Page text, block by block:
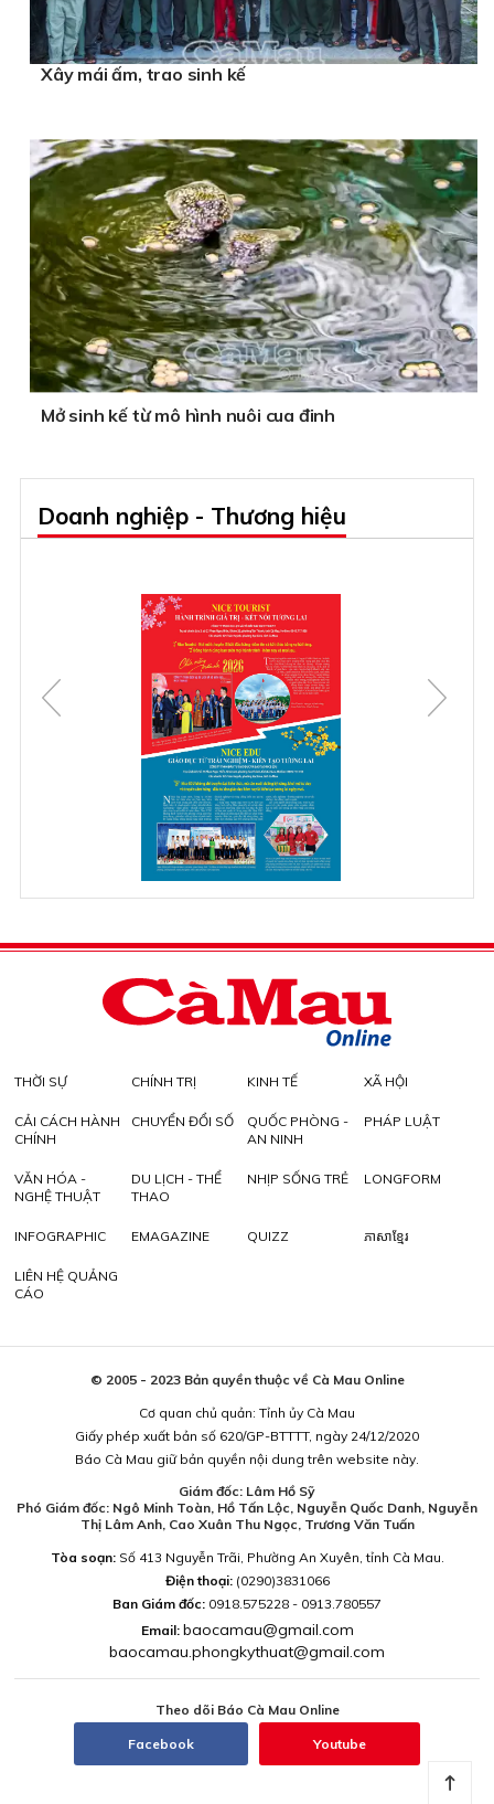
Xây mái ấm, trao sinh kế
Mở sinh kế từ mô hình nuôi cua đinh
Doanh nghiệp - Thương hiệu
THỜI SỰ CHÍNH TRỊ KINH TẾ XÃ HỘI
CẢI CÁCH HÀNH
CHÍNH
CHUYỂN ĐỔI SỐ
QUỐC PHÒNG -
AN NINH
PHÁP LUẬT
VĂN HÓA -
NGHỆ THUẬT
DU LỊCH - THỂ
THAO
NHỊP SỐNG TRẺ LONGFORM
INFOGRAPHIC EMAGAZINE QUIZZ ភាសាខ្មែរ
LIÊN HỆ QUẢNG
CÁO
© 2005 - 2023 Bản quyền thuộc về Cà Mau Online
Cơ quan chủ quản: Tỉnh ủy Cà Mau
Giấy phép xuất bản số 620/GP-BTTTT, ngày 24/12/2020
Báo Cà Mau giữ bản quyền nội dung trên website này.
Giám đốc: Lâm Hồ Sỹ
Phó Giám đốc: Ngô Minh Toàn, Hồ Tấn Lộc, Nguyễn Quốc Danh, Nguyễn
Thị Lâm Anh, Cao Xuân Thu Ngọc, Trương Văn Tuấn
Tòa soạn:Số 413 Nguyễn Trãi, Phường An Xuyên, tỉnh Cà Mau.
Điện thoại: (0290)3831066
Ban Giám đốc: 0918.575228 - 0913.780557
Email: baocamau@gmail.com
baocamau.phongkythuat@gmail.com
Theo dõi Báo Cà Mau Online
Facebook Youtube